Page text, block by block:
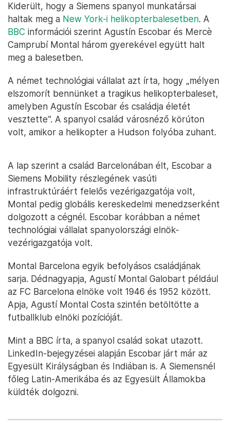
Kiderült, hogy a Siemens spanyol munkatársai
haltak meg a New York-i helikopterbalesetben. A
BBC információi szerint Agustín Escobar és Mercè
Camprubí Montal három gyerekével együtt halt
meg a balesetben.
A német technológiai vállalat azt írta, hogy „mélyen
elszomorít bennünket a tragikus helikopterbaleset,
amelyben Agustín Escobar és családja életét
vesztette”. A spanyol család városnéző körúton
volt, amikor a helikopter a Hudson folyóba zuhant.
A lap szerint a család Barcelonában élt, Escobar a
Siemens Mobility részlegének vasúti
infrastruktúráért felelős vezérigazgatója volt,
Montal pedig globális kereskedelmi menedzserként
dolgozott a cégnél. Escobar korábban a német
technológiai vállalat spanyolországi elnök-
vezérigazgatója volt.
Montal Barcelona egyik befolyásos családjának
sarja. Dédnagyapja, Agustí Montal Galobart például
az FC Barcelona elnöke volt 1946 és 1952 között.
Apja, Agustí Montal Costa szintén betöltötte a
futballklub elnöki pozícióját.
Mint a BBC írta, a spanyol család sokat utazott.
LinkedIn-bejegyzései alapján Escobar járt már az
Egyesült Királyságban és Indiában is. A Siemensnél
főleg Latin-Amerikába és az Egyesült Államokba
küldték dolgozni.